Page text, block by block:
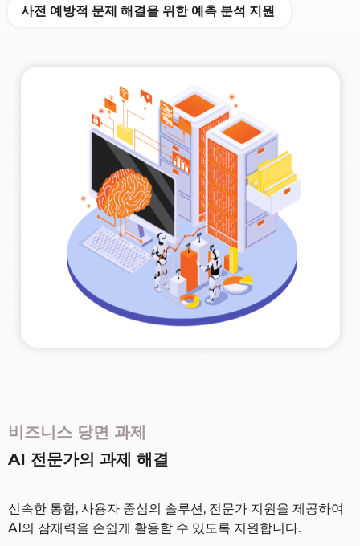
사전 예방적 문제 해결을 위한 예측 분석 지원
비즈니스 당면 과제
AI 전문가의 과제 해결
신속한 통합, 사용자 중심의 솔루션, 전문가 지원을 제공하여
AI의 잠재력을 손쉽게 활용할 수 있도록 지원합니다.